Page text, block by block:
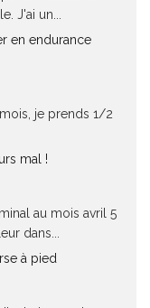
J'ai un...
en endurance
je prends 1/2
mal !
au mois avril 5
dans...
à pied